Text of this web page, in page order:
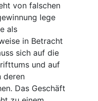
von falschen
lege
als
in Betracht
sich auf die
und auf
deren
Das Geschäft